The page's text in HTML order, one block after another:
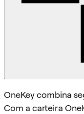
OneKey combina
Com a carteira